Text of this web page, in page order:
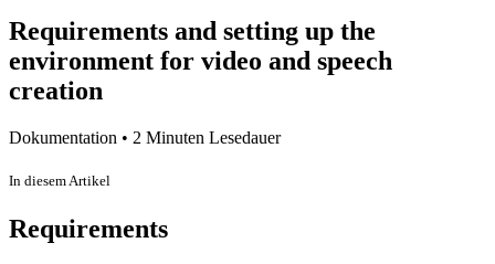
Requirements and setting up the
environment for video and speech
creation
Dokumentation • 2 Minuten Lesedauer
In diesem Artikel
Requirements